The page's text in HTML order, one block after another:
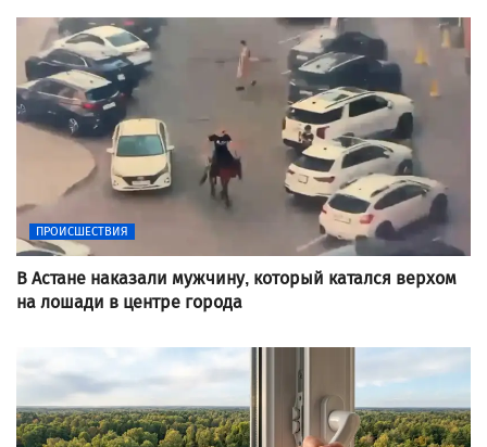
ПРОИСШЕСТВИЯ
В Астане наказали мужчину, который катался верхом
на лошади в центре города